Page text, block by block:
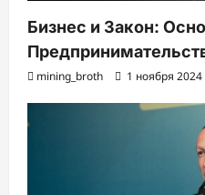
Бизнес и Закон:
mining_broth 1 ноября 2024